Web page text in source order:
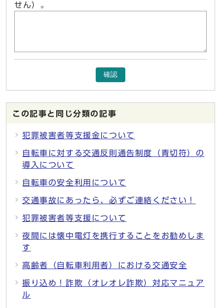
せん）。
確認
この記事と同じ分類の記事
犯罪被害者等支援金について
自転車に対する交通反則通告制度（青切符）の
導入について
自転車の安全利用について
交通事故にあったら、必ずご連絡ください！
犯罪被害者等支援について
夜間には懐中電灯を携行することをお勧めしま
す
高齢者（自転車利用者）における交通安全
振り込め！詐欺（オレオレ詐欺）対応マニュア
ル